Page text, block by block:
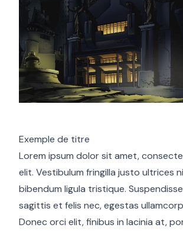
Exemple de titre
Lorem ipsum dolor sit amet,
elit. Vestibulum fringilla justo ultrices
bibendum ligula tristique.
sagittis et felis nec, egestas
Donec orci elit, finibus in lacinia at,